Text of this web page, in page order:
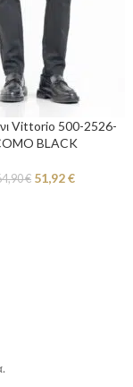
Vittorio 500-2526-
BLACK
€ 51,92€